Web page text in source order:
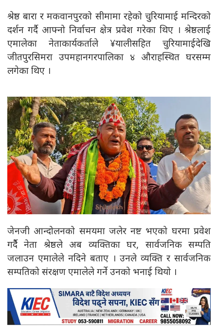
श्रेष्ठ बारा र मकवानपुरको सीमामा रहेको चुरियामाई मन्दिरको
दर्शन गर्दै आफ्नो निर्वाचन क्षेत्र प्रवेश गरेका थिए । श्रेष्ठलाई
एमालेका नेताकार्यकर्ताले ¥यालीसहित चुरियामाईदेखि
जीतपुरसिमरा उपमहानगरपालिका ४ औराहस्थित घरसम्म
लगेका थिए ।
जेनजी आन्दोलनको समयमा जलेर नष्ट भएको घरमा प्रवेश
गर्दैै नेता श्रेष्ठले अब व्यक्तिका घर, सार्वजनिक सम्पति
जलाउन एमालेले नदिने बताए । उनले व्यक्ति र सार्वजनिक
सम्पतिको संरक्षण एमालेले गर्ने उनको भनाई थियो ।